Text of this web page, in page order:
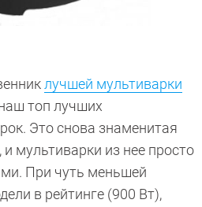
лучшей мультиварки
топ лучших
Это снова знаменитая
и мультиварки из нее просто
При чуть меньшей
в рейтинге (900 Вт),